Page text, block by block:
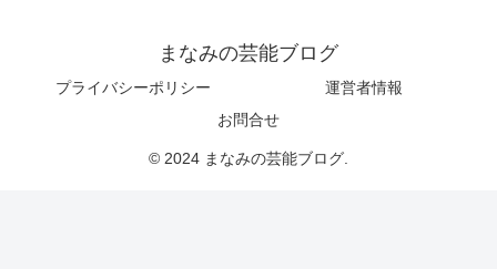
まなみの芸能ブログ
プライバシーポリシー
運営者情報
お問合せ
© 2024 まなみの芸能ブログ.